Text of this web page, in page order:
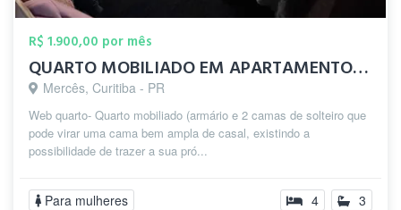
R$ 1.900,00 por mês
QUARTO MOBILIADO EM APARTAMENTO AMPLO E ...
Mercês, Curitiba - PR
Web quarto- Quarto mobiliado (armário e 2 camas de solteiro que
pode virar uma cama bem ampla de casal, existindo a
possibilidade de trazer a sua pró...
Para mulheres 4 3